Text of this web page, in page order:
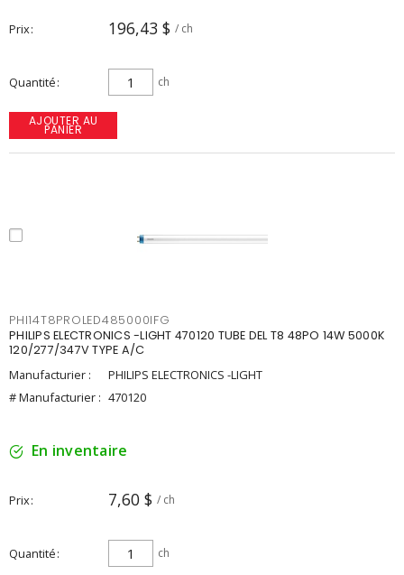
Prix 196,43 $ / ch
Quantité ch
AJOUTER AU
PANIER
PHI14T8PROLED485000IFG
PHILIPS ELECTRONICS -LIGHT 470120 TUBE DEL T8 48PO 14W 5000K
120/277/347V TYPE A/C
Manufacturier :
PHILIPS ELECTRONICS -LIGHT
# Manufacturier : 470120
En inventaire
Prix 7,60 $ / ch
Quantité ch